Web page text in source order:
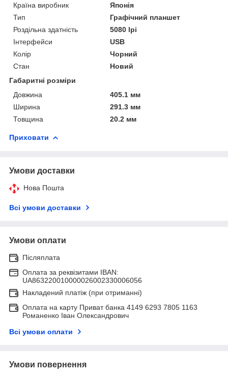
Країна виробник
Японія
Тип
Графічний планшет
Роздільна здатність
5080 lpi
Інтерфейси
USB
Колір
Чорний
Стан
Новий
Габаритні розміри
Довжина
405.1 мм
Ширина
291.3 мм
Товщина
20.2 мм
Приховати
Умови доставки
Нова Пошта
Всі умови доставки
Умови оплати
Післяплата
Оплата за реквізитами IBAN:
UA863220010000026002330006056
Накладений платіж (при отриманні)
Оплата на карту Приват банка 4149 6293 7805 1163
Романенко Іван Олександрович
Всі умови оплати
Умови повернення